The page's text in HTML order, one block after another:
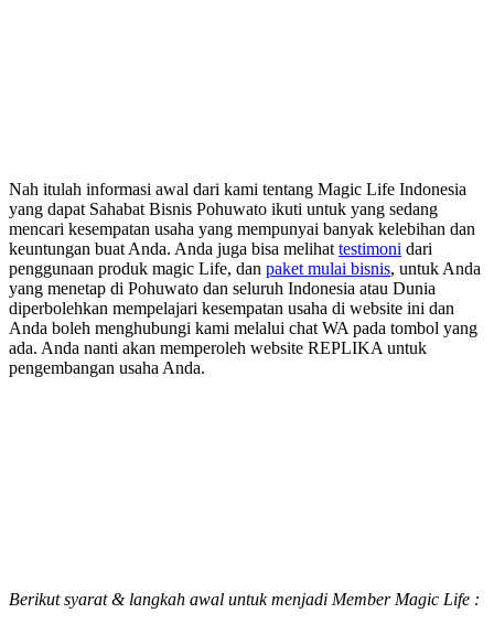
Nah itulah informasi awal dari kami tentang Magic Life Indonesia
yang dapat Sahabat Bisnis Pohuwato ikuti untuk yang sedang
mencari kesempatan usaha yang mempunyai banyak kelebihan dan
keuntungan buat Anda. Anda juga bisa melihat testimoni dari
penggunaan produk magic Life, dan paket mulai bisnis, untuk Anda
yang menetap di Pohuwato dan seluruh Indonesia atau Dunia
diperbolehkan mempelajari kesempatan usaha di website ini dan
Anda boleh menghubungi kami melalui chat WA pada tombol yang
ada. Anda nanti akan memperoleh website REPLIKA untuk
pengembangan usaha Anda.
Berikut syarat & langkah awal untuk menjadi Member Magic Life :